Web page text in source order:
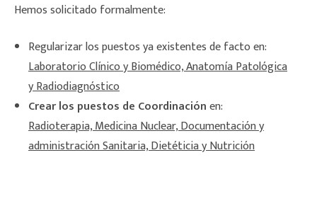
Hemos solicitado formalmente:
Regularizar los puestos ya existentes de facto en:
Laboratorio Clínico y Biomédico, Anatomía Patológica
y Radiodiagnóstico
Crear los puestos de Coordinaciónen:
Radioterapia, Medicina Nuclear, Documentación y
administración Sanitaria, Dietéticia y Nutrición